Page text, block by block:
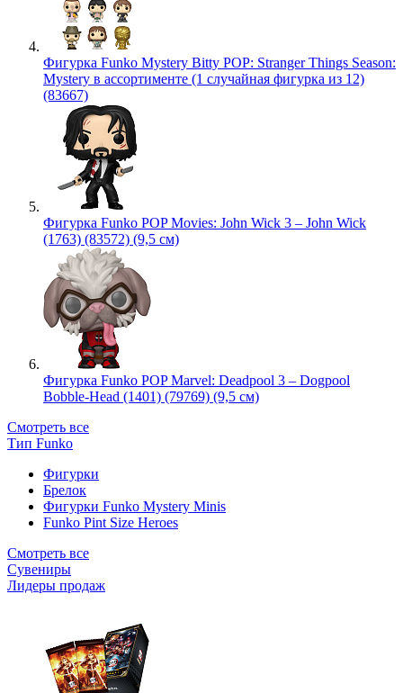
Фигурка Funko Mystery Bitty POP: Stranger Things Season:
Mystery в ассортименте (1 случайная фигурка из 12)
(83667)
Фигурка Funko POP Movies: John Wick 3 – John Wick
(1763) (83572) (9,5 см)
Фигурка Funko POP Marvel: Deadpool 3 – Dogpool
Bobble-Head (1401) (79769) (9,5 см)
Смотреть все
Тип Funko
Фигурки
Брелок
Фигурки Funko Mystery Minis
Funko Pint Size Heroes
Смотреть все
Сувениры
Лидеры продаж